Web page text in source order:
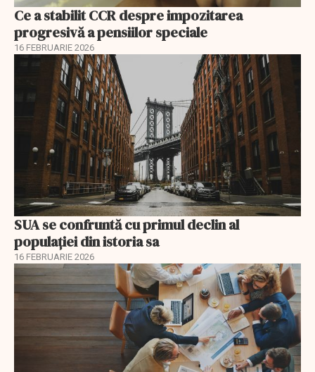
Ce a stabilit CCR despre impozitarea
progresivă a pensiilor speciale
16 FEBRUARIE 2026
SUA se confruntă cu primul declin al
populației din istoria sa
16 FEBRUARIE 2026